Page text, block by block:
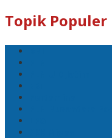
Topik Populer